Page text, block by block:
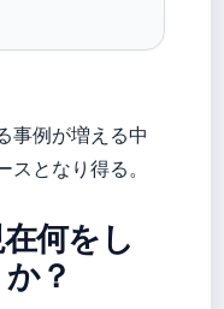
事例が増える中
となり得る。
何をし
？